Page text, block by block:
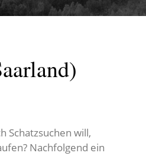
Schatzsuchen will,
Nachfolgend ein